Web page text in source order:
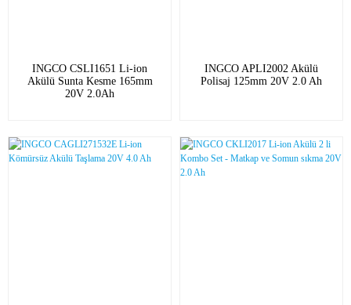
INGCO CSLI1651 Li-ion
Akülü Sunta Kesme 165mm
20V 2.0Ah
INGCO APLI2002 Akülü
Polisaj 125mm 20V 2.0 Ah